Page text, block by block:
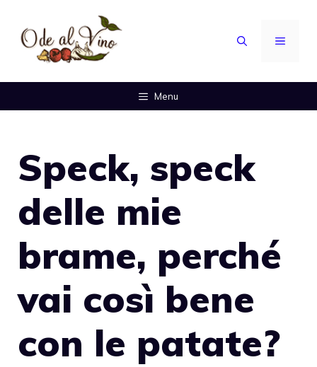
contenuto
MENU
Menu
Speck, speck
delle mie
brame, perché
vai così bene
con le patate?